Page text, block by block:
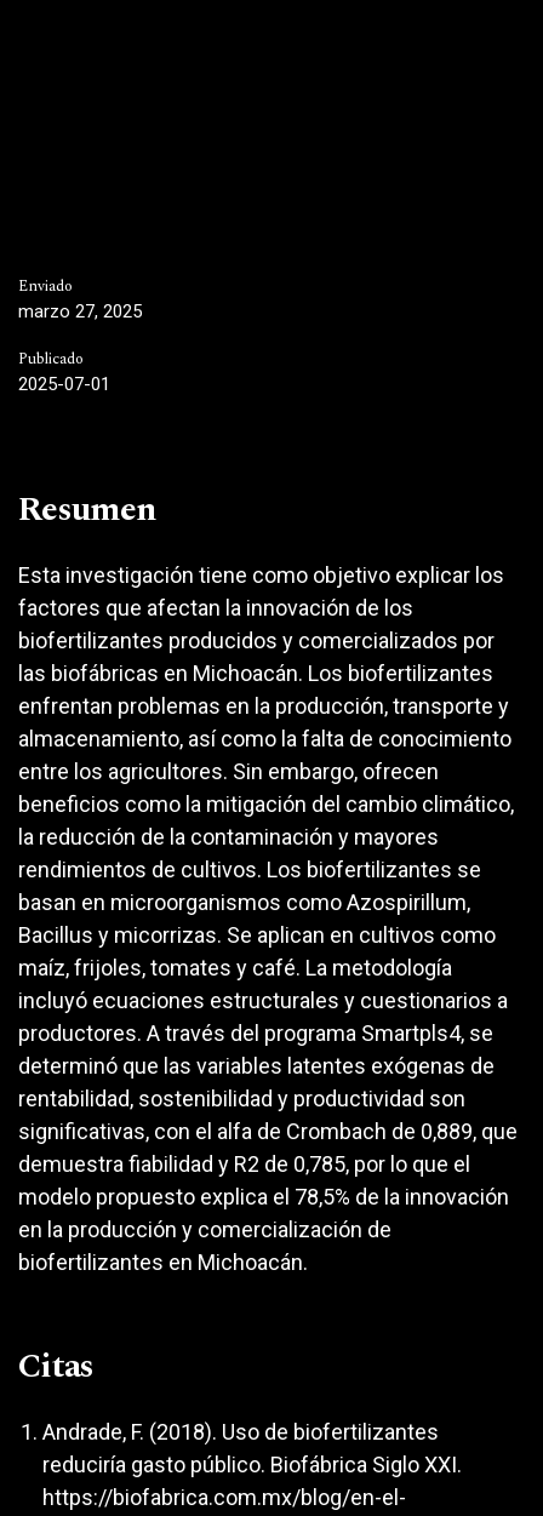
Enviado
marzo 27, 2025
Publicado
2025-07-01
Resumen
Esta investigación tiene como objetivo explicar los
factores que afectan la innovación de los
biofertilizantes producidos y comercializados por
las biofábricas en Michoacán. Los biofertilizantes
enfrentan problemas en la producción, transporte y
almacenamiento, así como la falta de conocimiento
entre los agricultores. Sin embargo, ofrecen
beneficios como la mitigación del cambio climático,
la reducción de la contaminación y mayores
rendimientos de cultivos. Los biofertilizantes se
basan en microorganismos como Azospirillum,
Bacillus y micorrizas. Se aplican en cultivos como
maíz, frijoles, tomates y café. La metodología
incluyó ecuaciones estructurales y cuestionarios a
productores. A través del programa Smartpls4, se
determinó que las variables latentes exógenas de
rentabilidad, sostenibilidad y productividad son
significativas, con el alfa de Crombach de 0,889, que
demuestra fiabilidad y R2 de 0,785, por lo que el
modelo propuesto explica el 78,5% de la innovación
en la producción y comercialización de
biofertilizantes en Michoacán.
Citas
Andrade, F. (2018). Uso de biofertilizantes
reduciría gasto público. Biofábrica Siglo XXI.
https://biofabrica.com.mx/blog/en-el-